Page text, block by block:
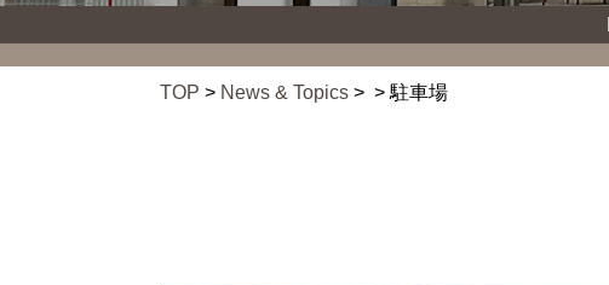
TOP > News & Topics > > 駐車場